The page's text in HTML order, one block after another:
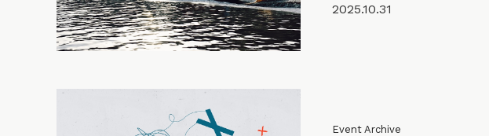
2025.10.31
Event Archive